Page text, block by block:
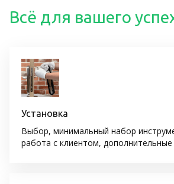
Всё для вашего
Установка
Выбор, минимальный набор
работа с клиентом, дополнительные